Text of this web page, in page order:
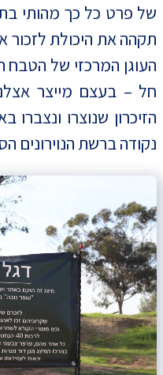
של פרט כל כך מהותי
תקהה את היכולת לזכור
העוגן המרכזי של הטבח
חל – בעצם מייצר
הזיכרון שנוצרו
נקודה ברשת הנוירונים